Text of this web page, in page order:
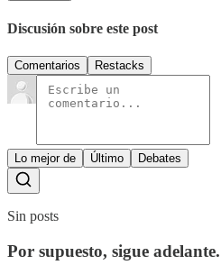
Discusión sobre este post
Comentarios Restacks
Lo mejor de Último Debates
Sin posts
Por supuesto, sigue adelante.